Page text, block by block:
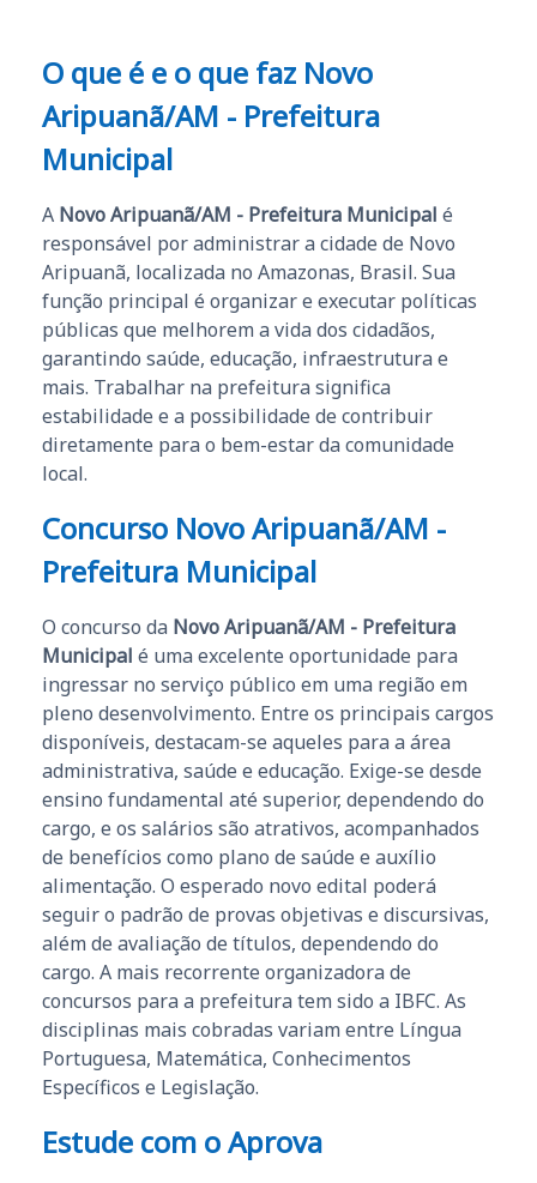
O que é e o que faz Novo
Aripuanã/AM - Prefeitura
Municipal
A Novo Aripuanã/AM - Prefeitura Municipal é
responsável por administrar a cidade de Novo
Aripuanã, localizada no Amazonas, Brasil. Sua
função principal é organizar e executar políticas
públicas que melhorem a vida dos cidadãos,
garantindo saúde, educação, infraestrutura e
mais. Trabalhar na prefeitura significa
estabilidade e a possibilidade de contribuir
diretamente para o bem-estar da comunidade
local.
Concurso Novo Aripuanã/AM -
Prefeitura Municipal
O concurso da Novo Aripuanã/AM - Prefeitura
Municipal é uma excelente oportunidade para
ingressar no serviço público em uma região em
pleno desenvolvimento. Entre os principais cargos
disponíveis, destacam-se aqueles para a área
administrativa, saúde e educação. Exige-se desde
ensino fundamental até superior, dependendo do
cargo, e os salários são atrativos, acompanhados
de benefícios como plano de saúde e auxílio
alimentação. O esperado novo edital poderá
seguir o padrão de provas objetivas e discursivas,
além de avaliação de títulos, dependendo do
cargo. A mais recorrente organizadora de
concursos para a prefeitura tem sido a IBFC. As
disciplinas mais cobradas variam entre Língua
Portuguesa, Matemática, Conhecimentos
Específicos e Legislação.
Estude com o Aprova